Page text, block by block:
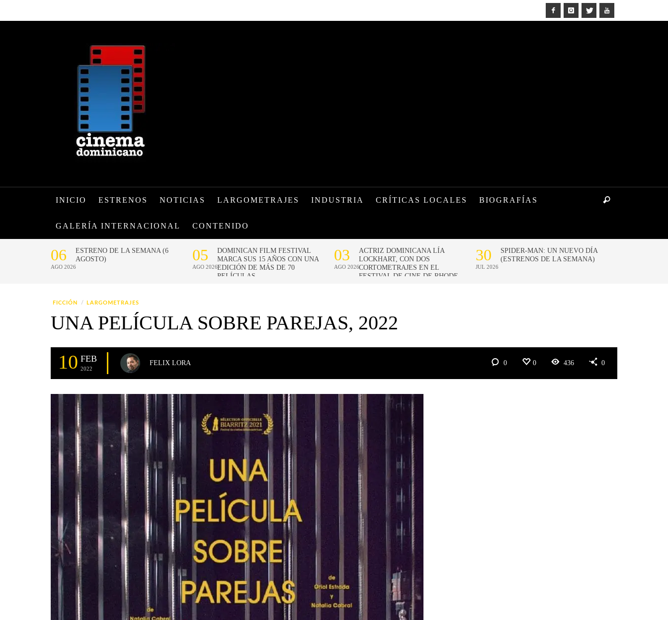
INICIO ESTRENOS NOTICIAS LARGOMETRAJES INDUSTRIA CRÍTICAS LOCALES BIOGRAFÍAS
GALERÍA INTERNACIONAL CONTENIDO
FICCIÓN LARGOMETRAJES
UNA PELÍCULA SOBRE PAREJAS, 2022
10 FEB
2022
FELIX LORA 0 0 436 0